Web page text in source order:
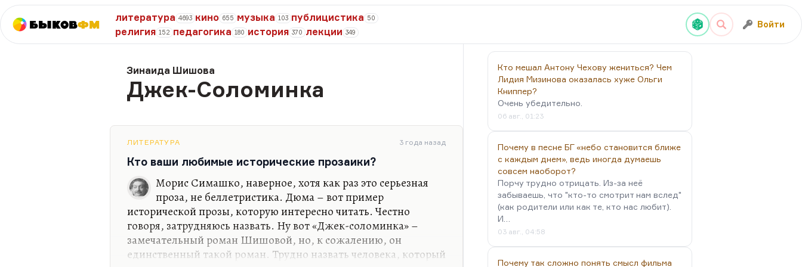
БыковФМ
литература 4693 кино 655 музыка 103 публицистика 50
религия 152 педагогика 180 история 370 лекции 349
Войти
Зинаида Шишова
Джек-Соломинка
ЛИТЕРАТУРА 3 года назад
Кто ваши любимые исторические прозаики?
Морис Симашко, наверное, хотя как раз это серьезная
проза, не беллетристика. Дюма – вот пример
исторической прозы, которую интересно читать. Честно
говоря, затрудняюсь назвать. Ну вот «Джек-соломинка» –
замечательный роман Шишовой, но, к сожалению, он
единственный такой роман. Трудно назвать человека, который
Кто мешал Антону Чехову жениться? Чем
Лидия Мизинова оказалась хуже Ольги
Книппер?
Очень убедительно.
06 авг., 01:23
Почему в песне БГ «небо становится ближе
с каждым днем», ведь иногда думаешь
совсем наоборот?
Порчу трудно отрицать. Из-за неё
забываешь, что "кто-то смотрит нам вслед"
(как родители или как те, кто нас любит).
И…
03 авг., 04:58
Почему так сложно понять смысл фильма